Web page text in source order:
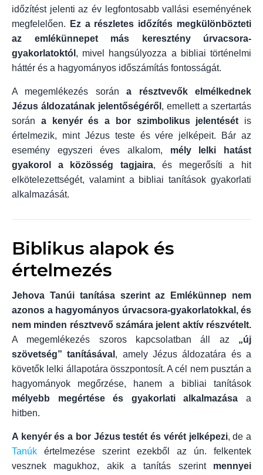
időzítést jelenti az év legfontosabb vallási eseményének
megfelelően.
Ez a részletes időzítés megkülönbözteti
az emlékünnepet más keresztény úrvacsora-
gyakorlatoktól , mivel hangsúlyozza a bibliai történelmi
háttér és a hagyományos időszámítás fontosságát.
A megemlékezés sorána résztvevők elmélkednek
Jézus áldozatának jelentőségéről , emellett a szertartás
során a kenyér és a bor szimbolikus jelentését is
értelmezik, mint Jézus teste és vére jelképeit. Bár az
esemény egyszeri éves alkalom, mély lelki hatást
gyakorol a közösség tagjaira, és megerősíti a hit
elkötelezettségét, valamint a bibliai tanítások gyakorlati
alkalmazását.
Biblikus alapok és
értelmezés
Jehova Tanúi tanítása szerint az Emlékünnep nem
azonos a hagyományos úrvacsora-gyakorlatokkal, és
nem minden résztvevő számára jelent aktív részvételt.
A megemlékezés szoros kapcsolatban áll az „új
szövetség” tanításával , amely Jézus áldozatára és a
követők lelki állapotára összpontosít. A cél nem pusztán a
hagyományok megőrzése, hanem a bibliai tanítások
mélyebb megértése és gyakorlati alkalmazása a
hitben.
A kenyér és a bor Jézus testét és vérét jelképezi, de a
Tanúk értelmezése szerint ezekből az ún. felkentek
vesznek magukhoz, akik a tanítás szerint mennyei